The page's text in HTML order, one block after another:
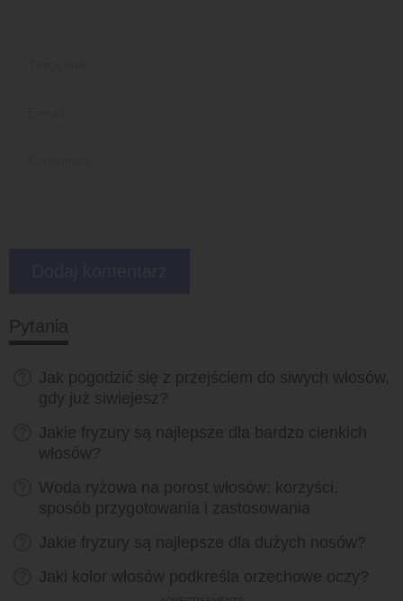
Pytania
Jak pogodzić się z przejściem do siwych włosów,
gdy już siwiejesz?
Jakie fryzury są najlepsze dla bardzo cienkich
włosów?
Woda ryżowa na porost włosów: korzyści,
sposób przygotowania i zastosowania
Jakie fryzury są najlepsze dla dużych nosów?
Jaki kolor włosów podkreśla orzechowe oczy?